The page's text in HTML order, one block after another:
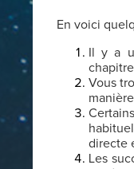
En voici
Il y a
Vous
directe
Les